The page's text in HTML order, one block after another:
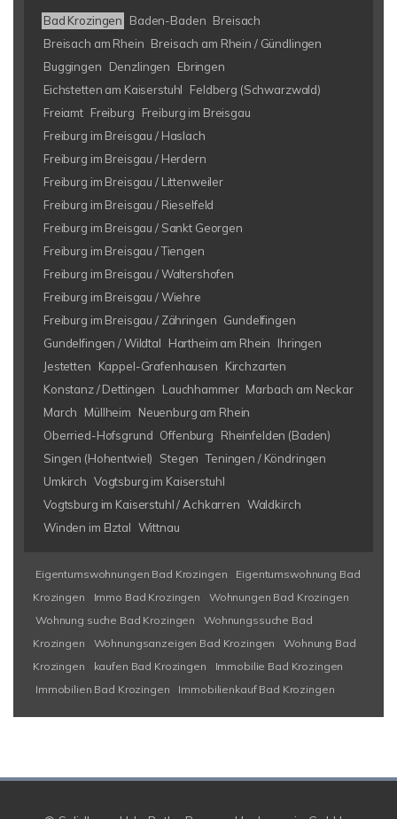
Bad Krozingen Baden-Baden Breisach
Breisach am Rhein Breisach am Rhein / Gündlingen
Buggingen
Denzlingen
Ebringen
Eichstetten am Kaiserstuhl
Feldberg (Schwarzwald)
Freiamt Freiburg
Freiburg im Breisgau
Freiburg im Breisgau / Haslach
Freiburg im Breisgau / Herdern
Freiburg im Breisgau / Littenweiler
Freiburg im Breisgau / Rieselfeld
Freiburg im Breisgau / Sankt Georgen
Freiburg im Breisgau / Tiengen
Freiburg im Breisgau / Waltershofen
Freiburg im Breisgau / Wiehre
Freiburg im Breisgau / Zähringen Gundelfingen
Gundelfingen / Wildtal
Hartheim am Rhein
Ihringen
Jestetten
Kappel-Grafenhausen
Kirchzarten
Konstanz / Dettingen
Lauchhammer Marbach am Neckar
March
Müllheim
Neuenburg am Rhein
Oberried-Hofsgrund Offenburg
Rheinfelden (Baden)
Singen (Hohentwiel)
Stegen Teningen / Köndringen
Umkirch Vogtsburg im Kaiserstuhl
Vogtsburg im Kaiserstuhl / Achkarren Waldkirch
Winden im Elztal Wittnau
Eigentumswohnungen Bad Krozingen
Eigentumswohnung Bad
Krozingen
Immo Bad Krozingen
Wohnungen Bad Krozingen
Wohnung suche Bad Krozingen
Wohnungssuche Bad
Krozingen
Wohnungsanzeigen Bad Krozingen
Wohnung Bad
Krozingen
kaufen Bad Krozingen
Immobilie Bad Krozingen
Immobilien Bad Krozingen
Immobilienkauf Bad Krozingen